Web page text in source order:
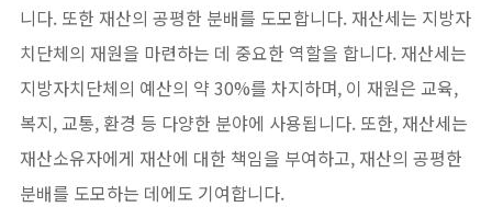
니다. 또한 재산의 공평한 분배를 도모합니다. 재산세는 지방자
치단체의 재원을 마련하는 데 중요한 역할을 합니다. 재산세는
지방자치단체의 예산의 약 30%를 차지하며, 이 재원은 교육,
복지, 교통, 환경 등 다양한 분야에 사용됩니다. 또한, 재산세는
재산소유자에게 재산에 대한 책임을 부여하고, 재산의 공평한
분배를 도모하는 데에도 기여합니다.